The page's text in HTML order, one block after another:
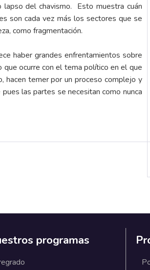
del chavismo. Esto muestra cuán
son cada vez más los sectores que se
como fragmentación.
haber grandes enfrentamientos sobre
ocurre con el tema político en el que
hacen temer por un proceso complejo y
las partes se necesitan como nunca
programas